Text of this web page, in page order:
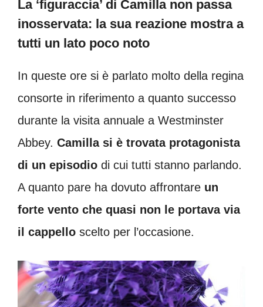
La ‘figuraccia’ di Camilla non passa
inosservata: la sua reazione mostra a
tutti un lato poco noto
In queste ore si è parlato molto della regina
consorte in riferimento a quanto successo
durante la visita annuale a Westminster
Abbey. Camilla si è trovata protagonista
di un episodio di cui tutti stanno parlando.
A quanto pare ha dovuto affrontare un
forte vento che quasi non le portava via
il cappello scelto per l’occasione.